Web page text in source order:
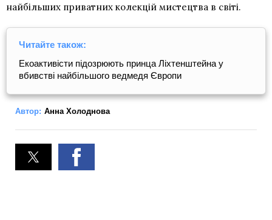
найбільших приватних колекцій мистецтва в світі.
Читайте також:
Екоактивісти підозрюють принца Ліхтенштейна у
вбивстві найбільшого ведмедя Європи
Автор: Анна Холоднова